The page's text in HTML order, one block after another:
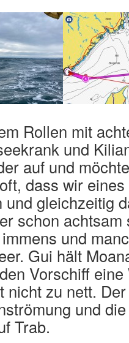
Rollen mit
und
auf und
dass wir
und gleichzeitig
schon
und
Gui hält
Vorschiff
nicht zu nett.
und
Trab.